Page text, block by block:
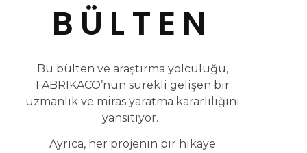
BÜLTEN
Bu bülten ve araştırma yolculuğu,
FABRIKACO’nun sürekli gelişen bir
uzmanlık ve miras yaratma kararlılığını
yansıtıyor.
Ayrıca, her projenin bir hikaye